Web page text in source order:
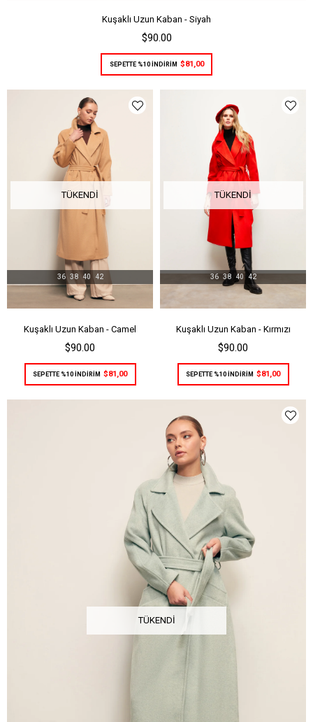
Kuşaklı Uzun Kaban - Siyah
$90.00
SEPETTE %10 İNDİRİM $81,00
TÜKENDI
Kuşaklı Uzun Kaban - Camel
$90.00
36 38 40 42
SEPETTE %10 İNDİRİM $81,00
TÜKENDI
Kuşaklı Uzun Kaban - Kırmızı
$90.00
36 38 40 42
SEPETTE %10 İNDİRİM $81,00
TÜKENDI